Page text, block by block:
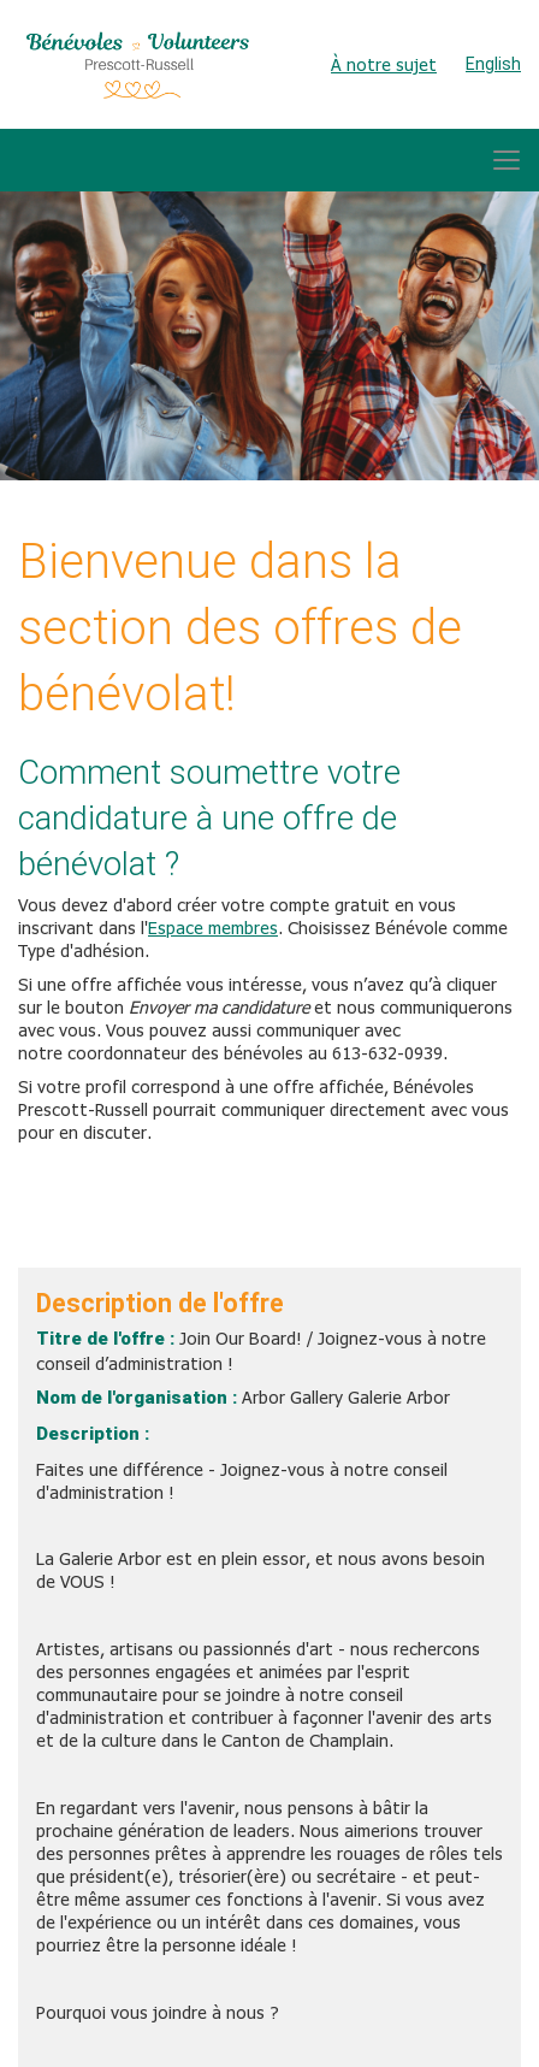
À notre sujet English
Bienvenue dans la
section des offres de
bénévolat!
Comment soumettre votre
candidature à une offre de
bénévolat ?
Vous devez d'abord créer votre compte gratuit en vous
inscrivant dans l'Espace membres. Choisissez Bénévole comme
Type d'adhésion.
Si une offre affichée vous intéresse, vous n’avez qu’à cliquer
sur le bouton Envoyer ma candidatureet nous communiquerons
avec vous. Vous pouvez aussi communiquer avec
notre coordonnateur des bénévoles au 613-632-0939.
Si votre profil correspond à une offre affichée, Bénévoles
Prescott-Russell pourrait communiquer directement avec vous
pour en discuter.
Description de l'offre
Titre de l'offre : Join Our Board! / Joignez-vous à notre
conseil d’administration !
Nom de l'organisation : Arbor Gallery Galerie Arbor
Description :
Faites une différence - Joignez-vous à notre conseil
d'administration !
La Galerie Arbor est en plein essor, et nous avons besoin
de VOUS !
Artistes, artisans ou passionnés d'art - nous rechercons
des personnes engagées et animées par l'esprit
communautaire pour se joindre à notre conseil
d'administration et contribuer à façonner l'avenir des arts
et de la culture dans le Canton de Champlain.
En regardant vers l'avenir, nous pensons à bâtir la
prochaine génération de leaders. Nous aimerions trouver
des personnes prêtes à apprendre les rouages de rôles tels
que président(e), trésorier(ère) ou secrétaire - et peut-
être même assumer ces fonctions à l'avenir. Si vous avez
de l'expérience ou un intérêt dans ces domaines, vous
pourriez être la personne idéale !
Pourquoi vous joindre à nous ?